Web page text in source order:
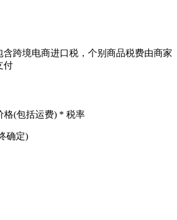
跨境电商进口税，个别商品税费由商家
付
格(包括运费) * 税率
确定)